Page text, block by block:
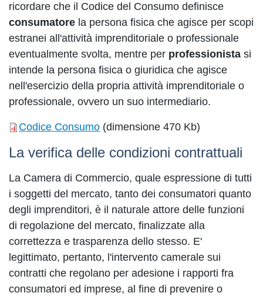
ricordare che il Codice del Consumo definisce
consumatore la persona fisica che agisce per scopi
estranei all'attività imprenditoriale o professionale
eventualmente svolta, mentre per professionista si
intende la persona fisica o giuridica che agisce
nell'esercizio della propria attività imprenditoriale o
professionale, ovvero un suo intermediario.
Codice Consumo (dimensione 470 Kb)
La verifica delle condizioni contrattuali
La Camera di Commercio, quale espressione di tutti
i soggetti del mercato, tanto dei consumatori quanto
degli imprenditori, è il naturale attore delle funzioni
di regolazione del mercato, finalizzate alla
correttezza e trasparenza dello stesso. E'
legittimato, pertanto, l'intervento camerale sui
contratti che regolano per adesione i rapporti fra
consumatori ed imprese, al fine di prevenire o